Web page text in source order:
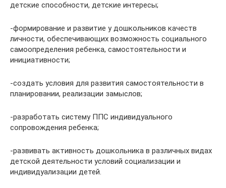
детские способности, детские интересы;
-формирование и развитие у дошкольников качеств
личности, обеспечивающих возможность социального
самоопределения ребенка, самостоятельности и
инициативности;
-создать условия для развития самостоятельности в
планировании, реализации замыслов;
-разработать систему ППС индивидуального
сопровождения ребенка;
-развивать активность дошкольника в различных видах
детской деятельности условий социализации и
индивидуализации детей.